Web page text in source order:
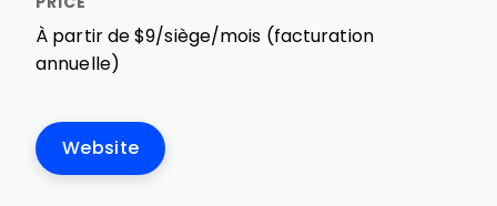
À partir de $9/siège/mois (facturation
annuelle)
Website